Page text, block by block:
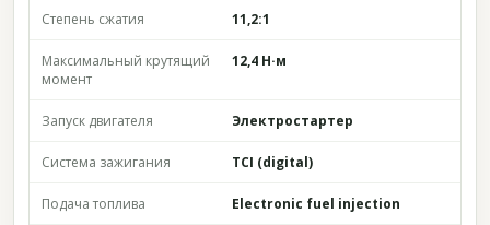
Степень сжатия 11,2:1
Максимальный крутящий
момент
12,4 Н·м
Запуск двигателя Электростартер
Система зажигания TCI (digital)
Подача топлива Electronic fuel injection